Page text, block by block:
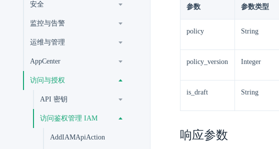
安全
监控与告警
运维与管理
AppCenter
访问与授权
API 密钥
访问鉴权管理 IAM
AddIAMApiAction
参数 参数类型
policy String
policy_version Integer
is_draft String
响应参数